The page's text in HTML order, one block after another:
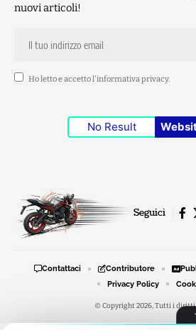
nuovi articoli!
Ho letto e accetto l'informativa privacy.
No Result
Seguici
© Copyright 2026, Tutti i
Contattaci Contributore
Privacy Policy